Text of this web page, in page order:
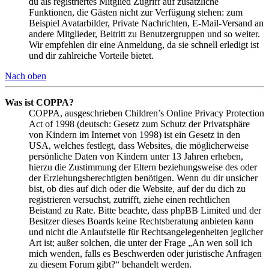
Funktionen, die Gästen nicht zur Verfügung stehen: zum
Beispiel Avatarbilder, Private Nachrichten, E-Mail-Versand an
andere Mitglieder, Beitritt zu Benutzergruppen und so weiter.
Wir empfehlen dir eine Anmeldung, da sie schnell erledigt ist
und dir zahlreiche Vorteile bietet.
Nach oben
Was ist COPPA?
COPPA, ausgeschrieben Children’s Online Privacy Protection
Act of 1998 (deutsch: Gesetz zum Schutz der Privatsphäre
von Kindern im Internet von 1998) ist ein Gesetz in den
USA, welches festlegt, dass Websites, die möglicherweise
persönliche Daten von Kindern unter 13 Jahren erheben,
hierzu die Zustimmung der Eltern beziehungsweise des oder
der Erziehungsberechtigten benötigen. Wenn du dir unsicher
bist, ob dies auf dich oder die Website, auf der du dich zu
registrieren versuchst, zutrifft, ziehe einen rechtlichen
Beistand zu Rate. Bitte beachte, dass phpBB Limited und der
Besitzer dieses Boards keine Rechtsberatung anbieten kann
und nicht die Anlaufstelle für Rechtsangelegenheiten jeglicher
Art ist; außer solchen, die unter der Frage „An wen soll ich
mich wenden, falls es Beschwerden oder juristische Anfragen
zu diesem Forum gibt?“ behandelt werden.